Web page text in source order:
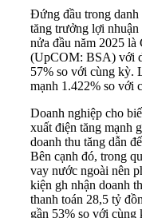
Đứng đầu trong danh
tăng trưởng lợi
nửa đầu năm 2025
(UpCOM: BSA) với
57% so với cùng kỳ.
mạnh 1.422% so với
Doanh nghiệp cho
xuất điện tăng mạnh
doanh thu tăng dẫn
Bên cạnh đó, trong
vay nước ngoài nên
kiện gh nhận doanh
thanh toán 28,5 tỷ
gần 53% so với cùng